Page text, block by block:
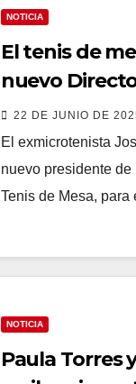
NOTICIA
El tenis de
nuevo
22 DE JUNIO DE
El exmicrotenista
nuevo presidente
Tenis de Mesa, para
NOTICIA
Paula Torres